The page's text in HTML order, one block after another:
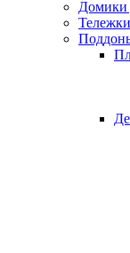
Домики
Тележки